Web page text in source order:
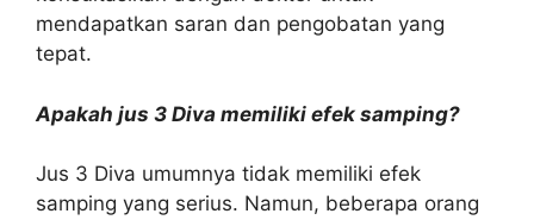
mendapatkan saran dan pengobatan yang
tepat.
Apakah jus 3 Diva memiliki efek samping?
Jus 3 Diva umumnya tidak memiliki efek
samping yang serius. Namun, beberapa orang